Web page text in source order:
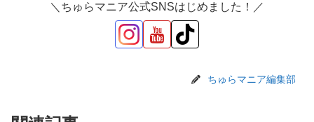
＼ちゅらマニア公式SNSはじめました！／
ちゅらマニア編集部